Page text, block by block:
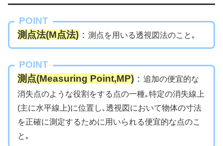
POINT
測点法(M点法) ： 測点を用いる透視図法のこと｡
POINT
測点(Measuring Point,MP) ： 追加の便宜的な
消失点のような役割をする点の一種｡特定の消失線上
(主に水平線上)に位置し､透視図において物体の寸法
を正確に測定するために用いられる便宜的な点のこ
と｡